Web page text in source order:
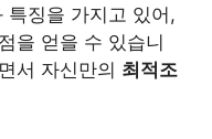
특징을 가지고 있어,
을 얻을 수 있습니
서 자신만의 최적조